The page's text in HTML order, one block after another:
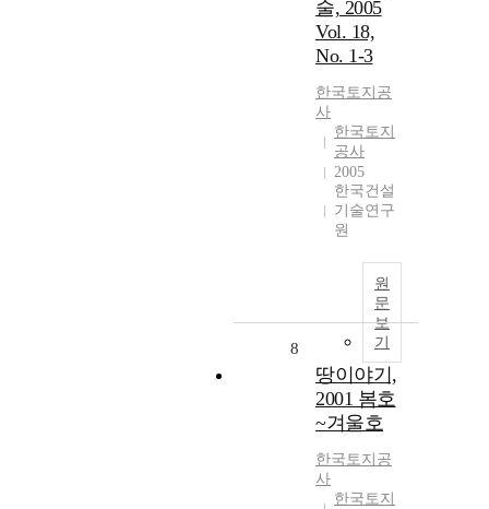
술, 2005
Vol. 18,
No. 1-3
한국토지공
사
한국토지
공사
2005
한국건설
기술연구
원
원
문
보
기
8
땅이야기,
2001 봄호
~겨울호
한국토지공
사
한국토지